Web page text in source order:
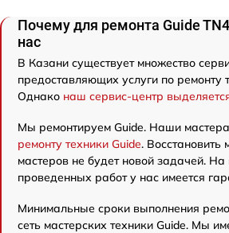
Почему для ремонта Guide
нас
В Казани существует множество
предоставляющих услуги по ремонту
Однако наш сервис-центр
Мы ремонтируем Guide. Наши
ремонту техники Guide. Восстановить
мастеров не будет новой задачей.
проведенных работ у нас имеется
Минимальные сроки выполнения
сеть мастерских техники Guide. Мы